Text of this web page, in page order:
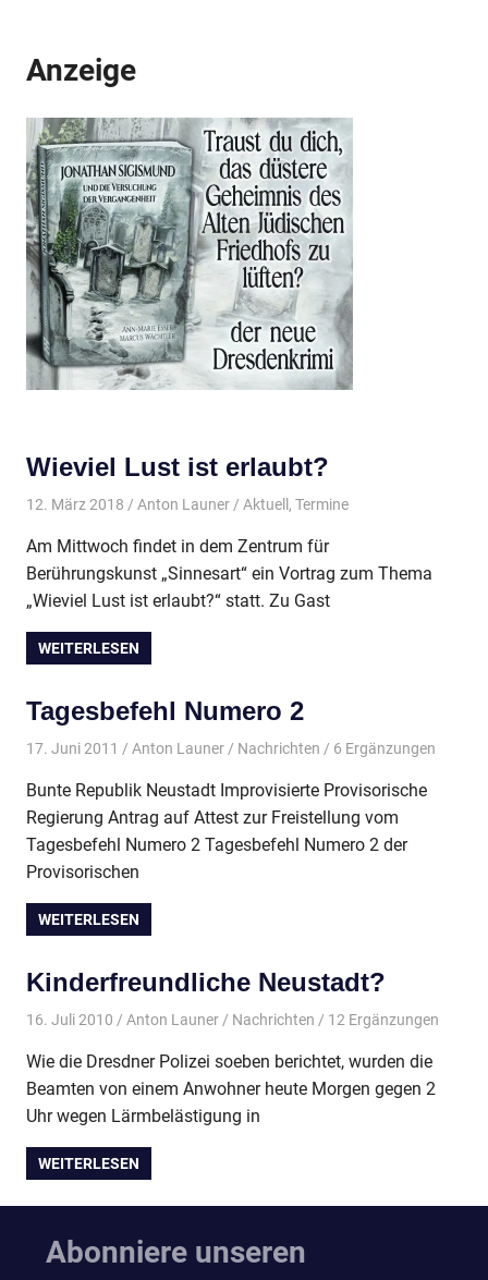
Anzeige
Wieviel Lust ist erlaubt?
12. März 2018 Anton Launer Aktuell , Termine
Am Mittwoch findet in dem Zentrum für
Berührungskunst „Sinnesart“ ein Vortrag zum Thema
„Wieviel Lust ist erlaubt?“ statt. Zu Gast
WEITERLESEN
Tagesbefehl Numero 2
17. Juni 2011 Anton Launer Nachrichten / 6 Ergänzungen
Bunte Republik Neustadt Improvisierte Provisorische
Regierung Antrag auf Attest zur Freistellung vom
Tagesbefehl Numero 2 Tagesbefehl Numero 2 der
Provisorischen
WEITERLESEN
Kinderfreundliche Neustadt?
16. Juli 2010 Anton Launer Nachrichten / 12 Ergänzungen
Wie die Dresdner Polizei soeben berichtet, wurden die
Beamten von einem Anwohner heute Morgen gegen 2
Uhr wegen Lärmbelästigung in
WEITERLESEN
Abonniere unseren